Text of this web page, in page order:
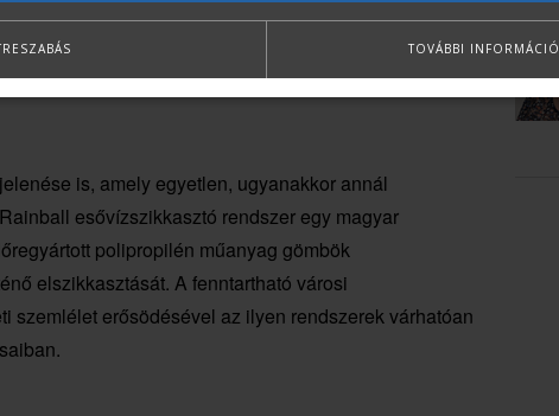
is, amely egyetlen, ugyanakkor annál
esővízszikkasztó rendszer egy magyar
polipropilén műanyag gömbök
elszikkasztását. A fenntartható városi
szemlélet erősödésével az ilyen rendszerek várhatóan
TOVÁBBI INFORMÁCIÓ